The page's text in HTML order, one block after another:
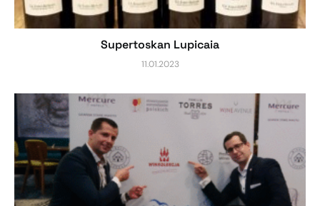
Supertoskan Lupicaia
11.01.2023